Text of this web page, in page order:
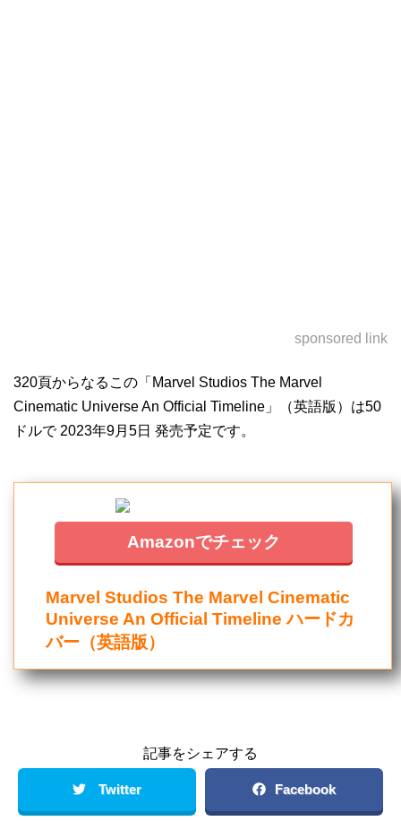
sponsored link
320頁からなるこの「Marvel Studios The Marvel
Cinematic Universe An Official Timeline」（英語版）は50
ドルで 2023年9月5日 発売予定です。
Amazonでチェック
Marvel Studios The Marvel Cinematic
Universe An Official Timeline ハードカ
バー（英語版）
記事をシェアする
Twitter Facebook